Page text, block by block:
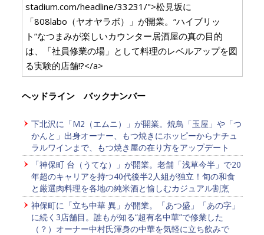
stadium.com/headline/33231/">松見坂に
「808labo（ヤオヤラボ）」が開業。“ハイブリッ
ト”なつまみが楽しいカウンター居酒屋の真の目的
は、「社員修業の場」として料理のレベルアップを図
る実験的店舗!?</a>
ヘッドライン バックナンバー
下北沢に「M2（エムニ）」が開業。焼鳥「玉屋」や「つ
かんと」出身オーナー、もつ焼きにホッピーからナチュ
ラルワインまで、もつ焼き屋の在り方をアップデート
「神保町 台（うてな）」が開業。老舗「浅草今半」で20
年超のキャリアを持つ40代後半2人組が独立！旬の和食
と厳選肉料理を各地の純米酒と愉しむカジュアル割烹
神保町に「立ち中華 異」が開業。「あつ盛」「あの字」
に続く3店舗目。誰もが知る“超有名中華”で修業した
（？）オーナー中村氏渾身の中華を気軽に立ち飲みで